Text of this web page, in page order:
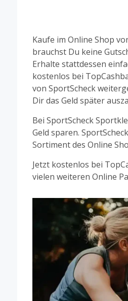
Cashback Geld zurück
Einkauf bekommst Du
Kaufe im Online Shop
brauchst Du keine
Erhalte stattdessen
kostenlos bei
von SportScheck
Dir das Geld später
Bei SportScheck
Geld sparen.
Sortiment des Online
Jetzt kostenlos bei
vielen weiteren Online